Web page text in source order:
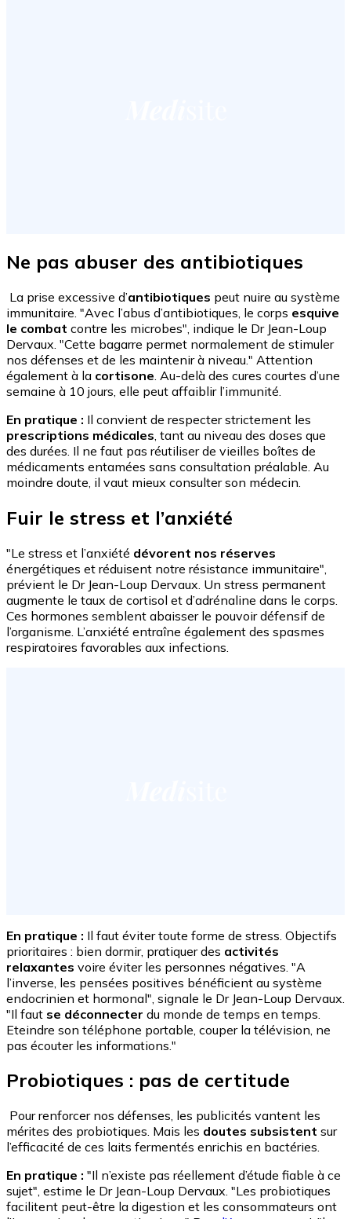
Ne pas abuser des antibiotiques
La prise excessive d’antibiotiques peut nuire au système
immunitaire. "Avec l’abus d’antibiotiques, le corps esquive
le combat contre les microbes", indique le Dr Jean-Loup
Dervaux. "Cette bagarre permet normalement de stimuler
nos défenses et de les maintenir à niveau." Attention
également à la cortisone . Au-delà des cures courtes d’une
semaine à 10 jours, elle peut affaiblir l’immunité.
En pratique : Il convient de respecter strictement les
prescriptions médicales , tant au niveau des doses que
des durées. Il ne faut pas réutiliser de vieilles boîtes de
médicaments entamées sans consultation préalable. Au
moindre doute, il vaut mieux consulter son médecin.
Fuir le stress et l’anxiété
"Le stress et l’anxiété dévorent nos réserves
énergétiques et réduisent notre résistance immunitaire",
prévient le Dr Jean-Loup Dervaux. Un stress permanent
augmente le taux de cortisol et d’adrénaline dans le corps.
Ces hormones semblent abaisser le pouvoir défensif de
l’organisme. L’anxiété entraîne également des spasmes
respiratoires favorables aux infections.
En pratique : Il faut éviter toute forme de stress. Objectifs
prioritaires : bien dormir, pratiquer des activités
relaxantes voire éviter les personnes négatives. "A
l’inverse, les pensées positives bénéficient au système
endocrinien et hormonal", signale le Dr Jean-Loup Dervaux.
"Il faut se déconnecter du monde de temps en temps.
Eteindre son téléphone portable, couper la télévision, ne
pas écouter les informations."
Probiotiques : pas de certitude
Pour renforcer nos défenses, les publicités vantent les
mérites des probiotiques. Mais les doutes subsistent sur
l’efficacité de ces laits fermentés enrichis en bactéries.
En pratique : "Il n’existe pas réellement d’étude fiable à ce
sujet", estime le Dr Jean-Loup Dervaux. "Les probiotiques
facilitent peut-être la digestion et les consommateurs ont